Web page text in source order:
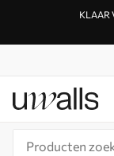
KLAAR